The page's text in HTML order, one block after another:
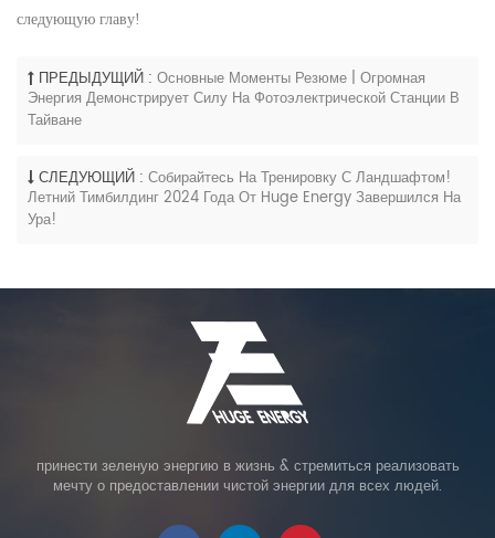
следующую главу!
ПРЕДЫДУЩИЙ : Основные Моменты Резюме | Огромная
Энергия Демонстрирует Силу На Фотоэлектрической Станции В
Тайване
СЛЕДУЮЩИЙ : Собирайтесь На Тренировку С Ландшафтом!
Летний Тимбилдинг 2024 Года От Huge Energy Завершился На
Ура!
принести зеленую энергию в жизнь & стремиться реализовать
мечту о предоставлении чистой энергии для всех людей.